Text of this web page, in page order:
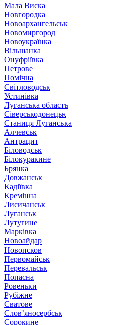
Мала Виска
Новгородка
Новоархангельськ
Новомиргород
Новоукраїнка
Вільшанка
Онуфріївка
Петрове
Помічна
Світловодськ
Устинівка
Луганська область
Сіверськодонецьк
Станиця Луганська
Алчевськ
Антрацит
Біловодськ
Білокуракине
Брянка
Довжанськ
Кадіївка
Кремінна
Лисичанськ
Луганськ
Лутугине
Марківка
Новоайдар
Новопсков
Первомайськ
Перевальськ
Попасна
Ровеньки
Рубіжне
Сватове
Слов’яносербськ
Сорокине